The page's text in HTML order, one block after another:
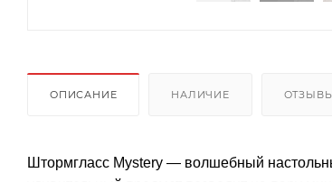
ОПИСАНИЕ НАЛИЧИЕ
Штормгласс Mystery — волшебный